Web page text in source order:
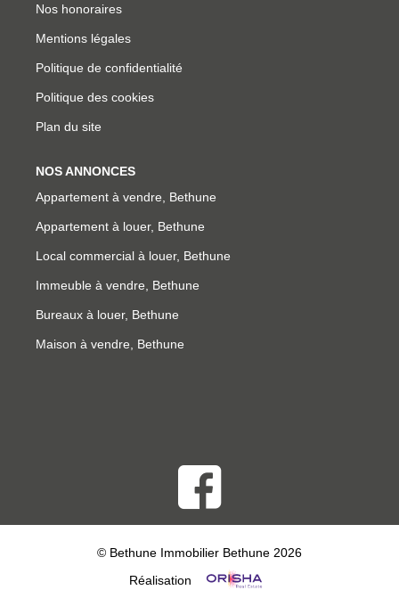
Nos honoraires
Mentions légales
Politique de confidentialité
Politique des cookies
Plan du site
NOS ANNONCES
Appartement à vendre, Bethune
Appartement à louer, Bethune
Local commercial à louer, Bethune
Immeuble à vendre, Bethune
Bureaux à louer, Bethune
Maison à vendre, Bethune
© Bethune Immobilier Bethune 2026
Réalisation